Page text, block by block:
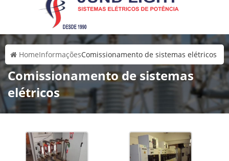
HomeInformaçõesComissionamento de sistemas elétricos
Comissionamento de sistemas
elétricos